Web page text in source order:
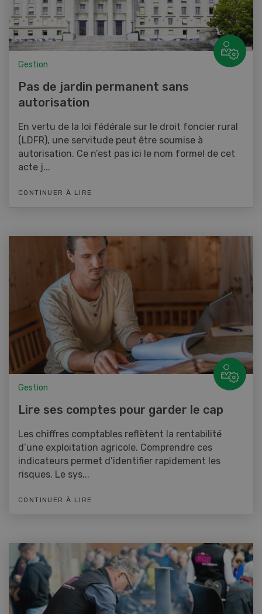
Gestion
Pas de jardin permanent sans
autorisation
En vertu de la loi fédérale sur le droit foncier rural
(LDFR), une servitude peut être soumise à
autorisation. Ce n’est pas ici le nom formel de cet
acte j...
CONTINUER À LIRE
Gestion
Lire ses comptes pour garder le cap
Les chiffres comptables reflètent la rentabilité
d’une exploitation agricole. Comprendre ces
indicateurs permet d’identifier rapidement les
risques. Le sys...
CONTINUER À LIRE